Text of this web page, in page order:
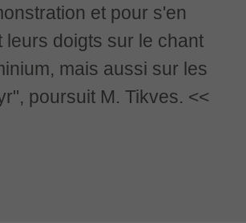
et pour s'en
doigts sur le chant
mais aussi sur les
poursuit M. Tikves.